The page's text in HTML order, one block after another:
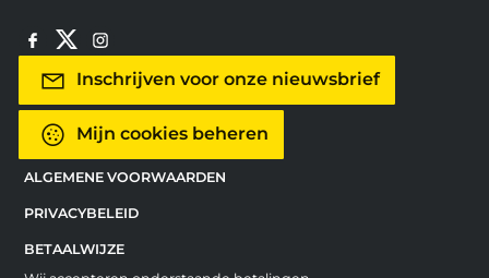
Inschrijven voor onze nieuwsbrief
Mijn cookies beheren
ALGEMENE VOORWAARDEN
PRIVACYBELEID
BETAALWIJZE